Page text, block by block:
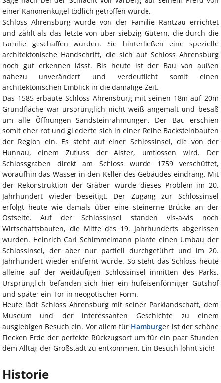
einer Kanonenkugel tödlich getroffen wurde.
Schloss Ahrensburg wurde von der Familie Rantzau errichtet
und zählt als das letzte von über siebzig Gütern, die durch die
Familie geschaffen wurden. Sie hinterließen eine spezielle
architektonische Handschrift, die sich auf Schloss Ahrensburg
noch gut erkennen lässt. Bis heute ist der Bau von außen
nahezu unverändert und verdeutlicht somit einen
architektonischen Einblick in die damalige Zeit.
Das 1585 erbaute Schloss Ahrensburg mit seinen 18m auf 20m
Grundfläche war ursprünglich nicht weiß angemalt und besaß
um alle Öffnungen Sandsteinrahmungen. Der Bau erschien
somit eher rot und gliederte sich in einer Reihe Backsteinbauten
der Region ein. Es steht auf einer Schlossinsel, die von der
Hunnau, einem Zufluss der Alster, umflossen wird. Der
Schlossgraben direkt am Schloss wurde 1759 verschüttet,
woraufhin das Wasser in den Keller des Gebäudes eindrang. Mit
der Rekonstruktion der Gräben wurde dieses Problem im 20.
Jahrhundert wieder beseitigt. Der Zugang zur Schlossinsel
erfolgt heute wie damals über eine steinerne Brücke an der
Ostseite. Auf der Schlossinsel standen vis-a-vis noch
Wirtschaftsbauten, die Mitte des 19. Jahrhunderts abgerissen
wurden. Heinrich Carl Schimmelmann plante einen Umbau der
Schlossinsel, der aber nur partiell durchgeführt und im 20.
Jahrhundert wieder entfernt wurde. So steht das Schloss heute
alleine auf der weitläufigen Schlossinsel inmitten des Parks.
Ursprünglich befanden sich hier ein hufeisenförmiger Gutshof
und später ein Tor in neogotischer Form.
Heute lädt Schloss Ahrensburg mit seiner Parklandschaft, dem
Museum und der interessanten Geschichte zu einem
ausgiebigen Besuch ein. Vor allem für Hamburger ist der schöne
Flecken Erde der perfekte Rückzugsort um für ein paar Stunden
dem Alltag der Großstadt zu entkommen. Ein Besuch lohnt sich!
Historie